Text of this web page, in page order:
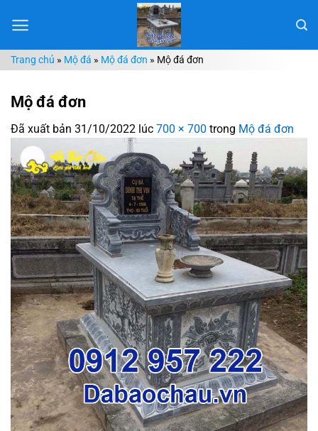
đến
dungTrang chủ » Mộ đá » Mộ đá đơn » Mộ đá đơn
Mộ đá đơn
Đã xuất bản 31/10/2022 lúc 700 × 700 trong Mộ đá đơn